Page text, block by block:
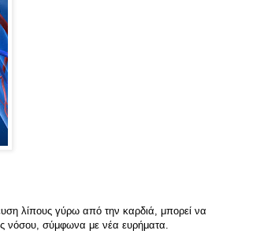
λίπους γύρω από την καρδιά, μπορεί να
νόσου, σύμφωνα με νέα ευρήματα.